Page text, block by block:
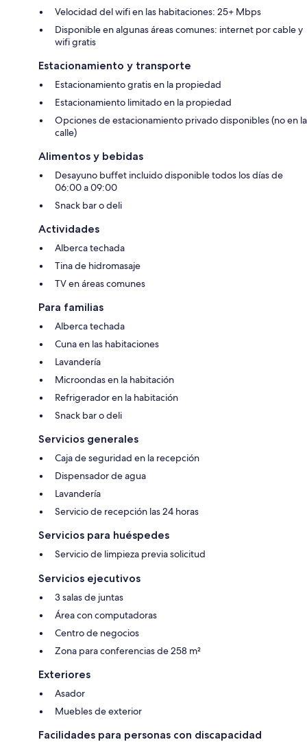
Velocidad del wifi en las habitaciones: 25+ Mbps
Disponible en algunas áreas comunes: internet por cable y
wifi gratis
Estacionamiento y transporte
Estacionamiento gratis en la propiedad
Estacionamiento limitado en la propiedad
Opciones de estacionamiento privado disponibles (no en la
calle)
Alimentos y bebidas
Desayuno buffet incluido disponible todos los días de
06:00 a 09:00
Snack bar o deli
Actividades
Alberca techada
Tina de hidromasaje
TV en áreas comunes
Para familias
Alberca techada
Cuna en las habitaciones
Lavandería
Microondas en la habitación
Refrigerador en la habitación
Snack bar o deli
Servicios generales
Caja de seguridad en la recepción
Dispensador de agua
Lavandería
Servicio de recepción las 24 horas
Servicios para huéspedes
Servicio de limpieza previa solicitud
Servicios ejecutivos
3 salas de juntas
Área con computadoras
Centro de negocios
Zona para conferencias de 258 m²
Exteriores
Asador
Muebles de exterior
Facilidades para personas con discapacidad